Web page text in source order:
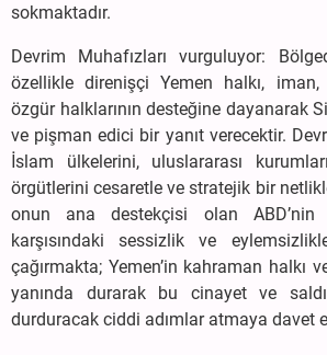
sokmaktadır.
Devrim Muhafızları vurguluyor:
özellikle direnişçi Yemen halkı,
özgür halklarının desteğine dayanarak
ve pişman edici bir yanıt verecektir.
İslam ülkelerini, uluslararası
örgütlerini cesaretle ve stratejik bir
onun ana destekçisi olan ABD’nin
karşısındaki sessizlik ve
çağırmakta; Yemen’in kahraman halkı
yanında durarak bu cinayet ve
durduracak ciddi adımlar atmaya davet